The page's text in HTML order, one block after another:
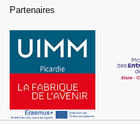
Partenaires